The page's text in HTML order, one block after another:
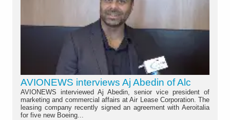
AVIONEWS interviews Aj Abedin of Alc
AVIONEWS interviewed Aj Abedin, senior vice president of
marketing and commercial affairs at Air Lease Corporation. The
leasing company recently signed an agreement with Aeroitalia
for five new Boeing...